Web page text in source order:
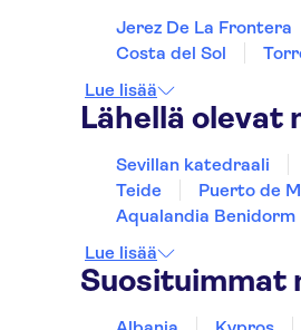
Jerez De La Frontera
Costa del Sol
Lue lisää
Lähellä olevat
Sevillan katedraali
Teide
Puerto de
Aqualandia Benidorm
Lue lisää
Suosituimmat